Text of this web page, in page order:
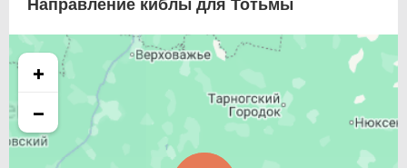
Направление киблы для Тотьмы
+
−